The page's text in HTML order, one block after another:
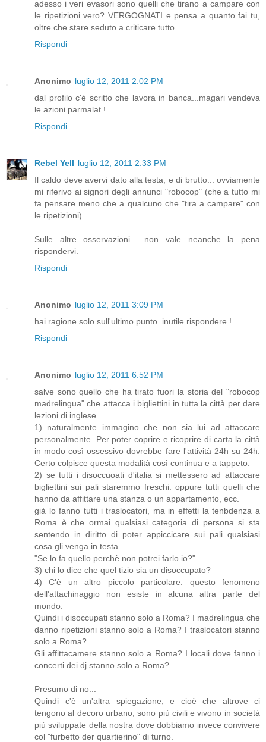
adesso i veri evasori sono quelli che tirano a campare con
le ripetizioni vero? VERGOGNATI e pensa a quanto fai tu,
oltre che stare seduto a criticare tutto
Rispondi
Anonimo luglio 12, 2011 2:02 PM
dal profilo c'è scritto che lavora in banca...magari vendeva
le azioni parmalat !
Rispondi
Rebel Yell luglio 12, 2011 2:33 PM
Il caldo deve avervi dato alla testa, e di brutto... ovviamente
mi riferivo ai signori degli annunci "robocop" (che a tutto mi
fa pensare meno che a qualcuno che "tira a campare" con
le ripetizioni).
Sulle altre osservazioni... non vale neanche la pena
rispondervi.
Rispondi
Anonimo luglio 12, 2011 3:09 PM
hai ragione solo sull'ultimo punto..inutile rispondere !
Rispondi
Anonimo luglio 12, 2011 6:52 PM
salve sono quello che ha tirato fuori la storia del "robocop
madrelingua" che attacca i bigliettini in tutta la città per dare
lezioni di inglese.
1) naturalmente immagino che non sia lui ad attaccare
personalmente. Per poter coprire e ricoprire di carta la città
in modo così ossessivo dovrebbe fare l'attività 24h su 24h.
Certo colpisce questa modalità così continua e a tappeto.
2) se tutti i disoccuoati d'italia si mettessero ad attaccare
bigliettini sui pali staremmo freschi. oppure tutti quelli che
hanno da affittare una stanza o un appartamento, ecc.
già lo fanno tutti i traslocatori, ma in effetti la tenbdenza a
Roma è che ormai qualsiasi categoria di persona si sta
sentendo in diritto di poter appiccicare sui pali qualsiasi
cosa gli venga in testa.
"Se lo fa quello perchè non potrei farlo io?"
3) chi lo dice che quel tizio sia un disoccupato?
4) C'è un altro piccolo particolare: questo fenomeno
dell'attachinaggio non esiste in alcuna altra parte del
mondo.
Quindi i disoccupati stanno solo a Roma? I madrelingua che
danno ripetizioni stanno solo a Roma? I traslocatori stanno
solo a Roma?
Gli affittacamere stanno solo a Roma? I locali dove fanno i
concerti dei dj stanno solo a Roma?
Presumo di no...
Quindi c'è un'altra spiegazione, e cioè che altrove ci
tengono al decoro urbano, sono più civili e vivono in società
più sviluppate della nostra dove dobbiamo invece convivere
col "furbetto der quartierino" di turno.